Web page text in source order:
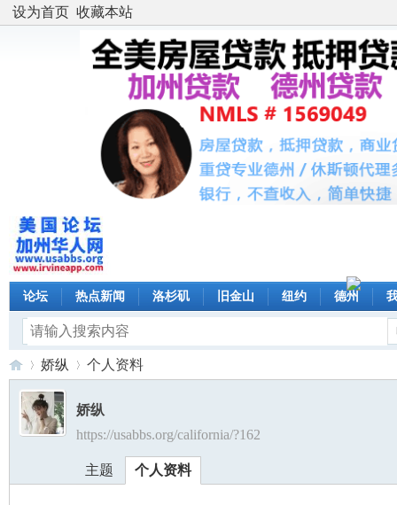
设为首页 收藏本站
论坛 热点新闻 洛杉矶 旧金山 纽约 德州
美›
娇纵 个人资料
娇纵
https://usabbs.org/california/?162
主题 个人资料